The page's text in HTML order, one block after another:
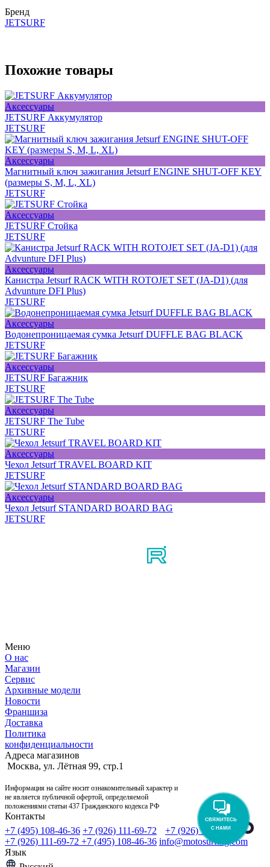
Бренд
JETSURF
Похожие товары
Аксессуары
JETSURF Аккумулятор
JETSURF
Аксессуары
Магнитный ключ зажигания Jetsurf ENGINE SHUT-OFF KEY
(размеры S, M, L, XL)
JETSURF
Аксессуары
JETSURF Стойка
JETSURF
Аксессуары
Канистра Jetsurf RACK WITH ROTOJET SET (JA-D1) (для
Advunture DFI Plus)
JETSURF
Аксессуары
Водонепроницаемая сумка Jetsurf DUFFLE BAG BLACK
JETSURF
Аксессуары
JETSURF Багажник
JETSURF
Аксессуары
JETSURF The Tube
JETSURF
Аксессуары
Чехол Jetsurf TRAVEL BOARD KIT
JETSURF
Аксессуары
Чехол Jetsurf STANDARD BOARD BAG
JETSURF
Меню
О нас
Магазин
Сервис
Архивные модели
Новости
Франшиза
Доставка
Политика
конфиденциальности
Адреса магазинов
Москва, ул. Лётная 99, стр.1
Информация на сайте носит ознакомительный характер и
не является публичной офертой, определяемой
положениями статьи 437 Гражданского кодекса РФ
Контакты
+7 (495) 108-46-36 +7 (926) 111-69-72
+7 (926) 111-69-72
+7 (926) 111-69-72 +7 (495) 108-46-36 info@motosurfing.com
Язык
СВЯЖИТЕСЬ
С НАМИ